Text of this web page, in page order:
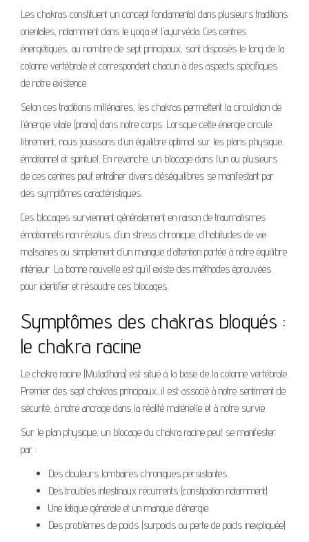
Les chakras constituent un concept fondamental dans plusieurs traditions
orientales, notamment dans le yoga et l’ayurvéda. Ces centres
énergétiques, au nombre de sept principaux, sont disposés le long de la
colonne vertébrale et correspondent chacun à des aspects spécifiques
de notre existence.
Selon ces traditions millénaires, les chakras permettent la circulation de
l’énergie vitale (prana) dans notre corps. Lorsque cette énergie circule
librement, nous jouissons d’un équilibre optimal sur les plans physique,
émotionnel et spirituel. En revanche, un blocage dans l’un ou plusieurs
de ces centres peut entraîner divers déséquilibres se manifestant par
des symptômes caractéristiques.
Ces blocages surviennent généralement en raison de traumatismes
émotionnels non résolus, d’un stress chronique, d’habitudes de vie
malsaines ou simplement d’un manque d’attention portée à notre équilibre
intérieur. La bonne nouvelle est qu’il existe des méthodes éprouvées
pour identifier et résoudre ces blocages.
Symptômes des chakras bloqués :
le chakra racine
Le chakra racine (Muladhara) est situé à la base de la colonne vertébrale.
Premier des sept chakras principaux, il est associé à notre sentiment de
sécurité, à notre ancrage dans la réalité matérielle et à notre survie.
Sur le plan physique, un blocage du chakra racine peut se manifester
par :
Des douleurs lombaires chroniques persistantes
Des troubles intestinaux récurrents (constipation notamment)
Une fatigue générale et un manque d’énergie
Des problèmes de poids (surpoids ou perte de poids inexpliquée)